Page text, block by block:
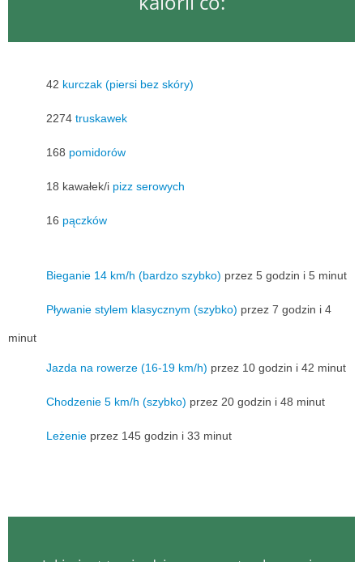
42 kurczak (piersi bez skóry)
2274 truskawek
168 pomidorów
18 kawałek/i pizz serowych
16 pączków
Bieganie 14 km/h (bardzo szybko) przez 5 godzin i 5 minut
Pływanie stylem klasycznym (szybko) przez 7 godzin i 4
minut
Jazda na rowerze (16-19 km/h) przez 10 godzin i 42 minut
Chodzenie 5 km/h (szybko) przez 20 godzin i 48 minut
Leżenie przez 145 godzin i 33 minut